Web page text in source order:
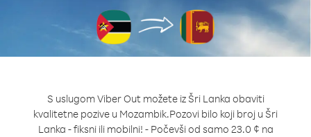
S uslugom Viber Out možete iz Šri Lanka obaviti
kvalitetne pozive u Mozambik.Pozovi bilo koji broj u Šri
Lanka - fiksni ili mobilni! - Počevši od samo 23.0 ¢ na